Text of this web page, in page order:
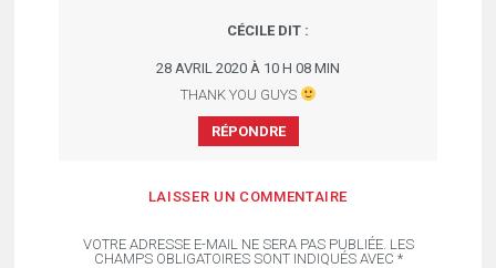
CÉCILE DIT :
28 AVRIL 2020 À 10 H 08 MIN
THANK YOU GUYS
RÉPONDRE
LAISSER UN COMMENTAIRE
VOTRE ADRESSE E-MAIL NE SERA PAS PUBLIÉE. LES
CHAMPS OBLIGATOIRES SONT INDIQUÉS AVEC *